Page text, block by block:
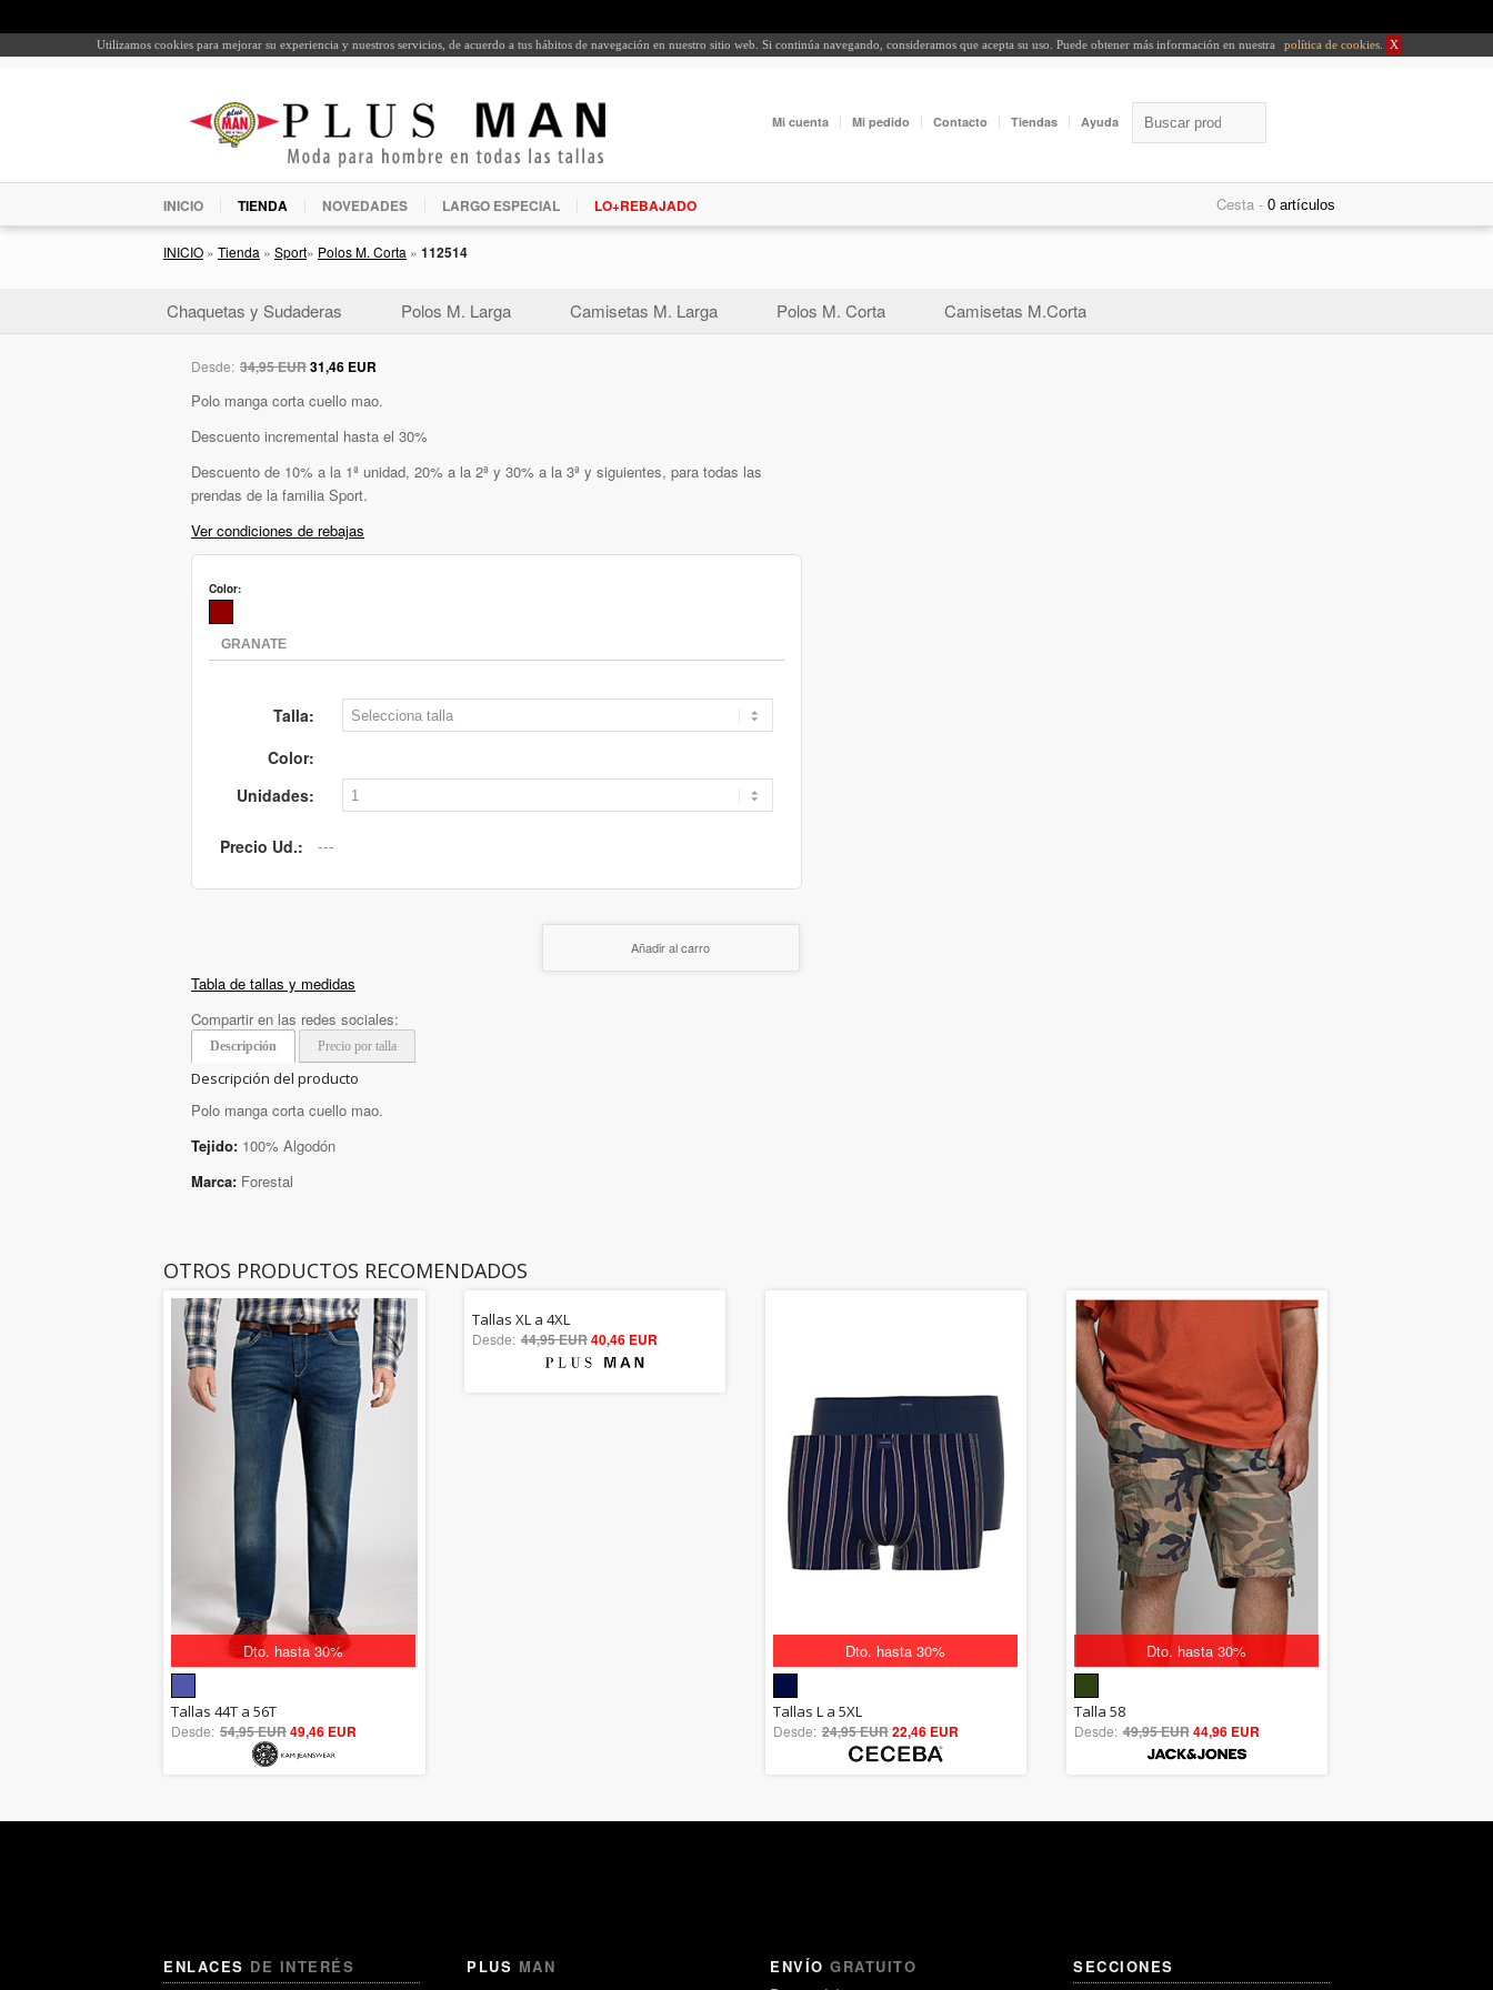
Utilizamos cookies para mejorar su experiencia y nuestros servicios, de acuerdo a tus hábitos de navegación en nuestro sitio web. Si continúa navegando, consideramos que acepta su uso. Puede obtener más información en nuestra política de cookies X
Mi cuenta Mi pedido Contacto Tiendas Ayuda
INICIO TIENDA NOVEDADES LARGO ESPECIAL LO+REBAJADO Cesta -
INICIO » Tienda » Sport» Polos M. Corta » 112514
Chaquetas y Sudaderas Polos M. Larga Camisetas M. Larga Polos M. Corta Camisetas M.Corta
Desde: 34,95 EUR31,46 EUR
Polo manga corta cuello mao.
Descuento incremental hasta el 30%
Descuento de 10% a la 1ª unidad, 20% a la 2ª y 30% a la 3ª y siguientes, para todas las
prendas de la familia Sport.
Ver condiciones de rebajas
Color:
Talla:
Color:
Unidades:
Precio Ud.:
Añadir al carro
Tabla de tallas y medidas
Compartir en las redes sociales:
Descripción Precio por talla
Descripción del producto
Polo manga corta cuello mao.
Tejido: 100% Algodón
Marca: Forestal
OTROS PRODUCTOS RECOMENDADOS
Dto. hasta 30%
5.00
out of 5
Tallas 44T a 56T
Desde: 54,95 EUR49,46 EUR
5.00
out of 5
Tallas XL a 4XL
Desde: 44,95 EUR40,46 EUR
Dto. hasta 30%
5.00
out of 5
Tallas L a 5XL
Desde: 24,95 EUR22,46 EUR
Dto. hasta 30%
out of 5
Talla 58
Desde: 49,95 EUR44,96 EUR
ENLACES DE INTERÉS PLUS MAN
ENVÍO GRATUITO
SECCIONES